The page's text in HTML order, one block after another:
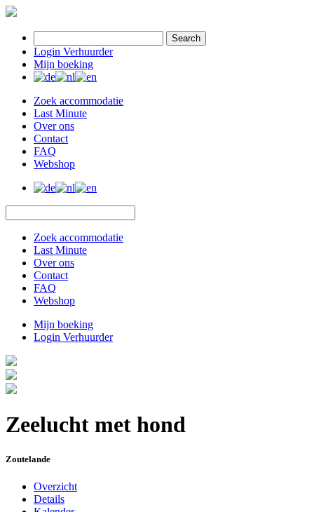
Search
Login Verhuurder
Mijn boeking
Zoek accommodatie
Last Minute
Over ons
Contact
FAQ
Webshop
Zoek accommodatie
Last Minute
Over ons
Contact
FAQ
Webshop
Mijn boeking
Login Verhuurder
Zeelucht met hond
Zoutelande
Overzicht
Details